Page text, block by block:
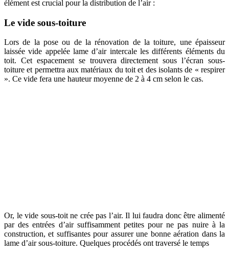
élément est crucial pour la distribution de l’air :
Le vide sous-toiture
Lors de la pose ou de la rénovation de la toiture, une épaisseur
laissée vide appelée lame d’air intercale les différents éléments du
toit. Cet espacement se trouvera directement sous l’écran sous-
toiture et permettra aux matériaux du toit et des isolants de « respirer
». Ce vide fera une hauteur moyenne de 2 à 4 cm selon le cas.
Or, le vide sous-toit ne crée pas l’air. Il lui faudra donc être alimenté
par des entrées d’air suffisamment petites pour ne pas nuire à la
construction, et suffisantes pour assurer une bonne aération dans la
lame d’air sous-toiture. Quelques procédés ont traversé le temps